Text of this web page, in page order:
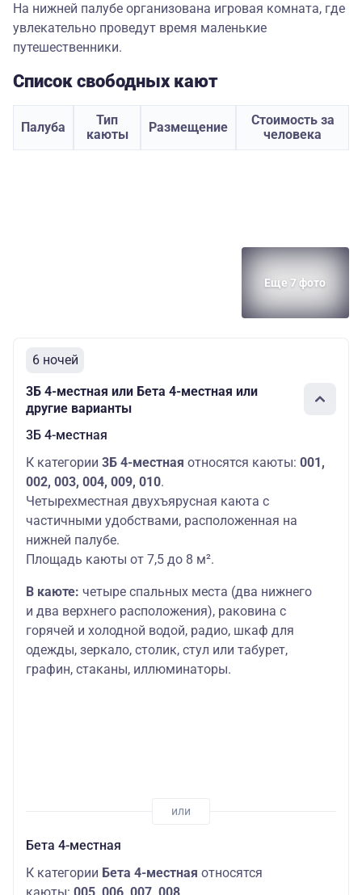
На нижней палубе организована игровая комната, где
увлекательно проведут время маленькие
путешественники.
Список свободных кают
Палуба
Тип
каюты
Размещение
Стоимость за
человека
Еще 7 фото
6 ночей
3Б 4-местная или Бета 4-местная или
другие варианты
3Б 4-местная
К категории 3Б 4-местная относятся каюты: 001,
002, 003, 004, 009, 010.
Четырехместная двухъярусная каюта с
частичными удобствами, расположенная на
нижней палубе.
Площадь каюты от 7,5 до 8 м².
В каюте: четыре спальных места (два нижнего
и два верхнего расположения), раковина с
горячей и холодной водой, радио, шкаф для
одежды, зеркало, столик, стул или табурет,
графин, стаканы, иллюминаторы.
Бета 4-местная
К категории Бета 4-местная относятся